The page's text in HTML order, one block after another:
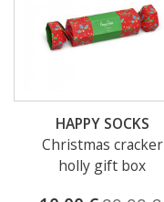
HAPPY SOCKS
Christmas cracker
holly gift box